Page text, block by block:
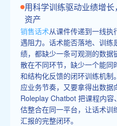
用科学训练驱动业绩增
资产
销售话术从课件传递到一线执
遇阻力。话术能否落地、训
绩，都缺少一条可观测的数
散在不同环节，缺少一个能
和结构化反馈的闭环训练机
应业务节奏，又要拿得出数据
Roleplay Chatbot 把课程内
估整合在同一平台，让话术
汇报的完整闭环。